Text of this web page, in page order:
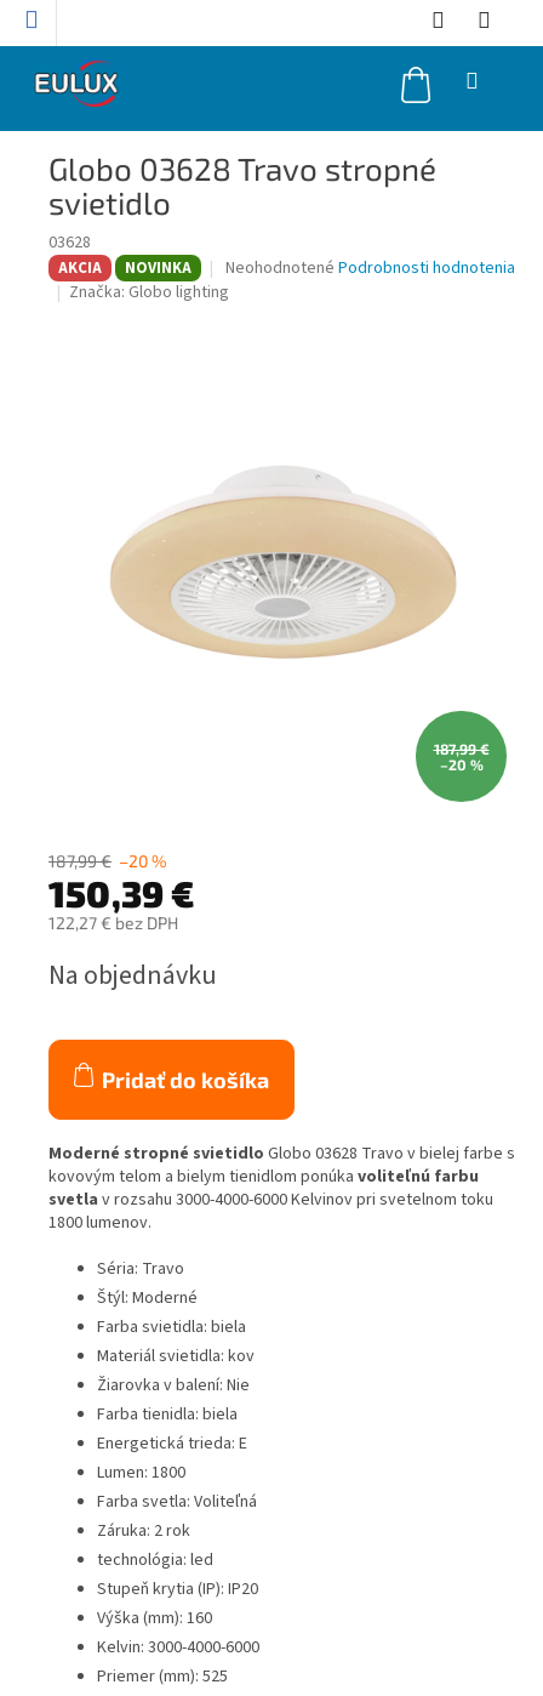
Prejsť
NÁKUPNÝ
KOŠÍK
Globo 03628 Travo stropné
svietidlo
03628
AKCIA NOVINKA
Priemerné
hodnotenie
Neohodnotené Podrobnosti hodnotenia
Značka: Globo lighting
187,99 €
–20 %
187,99 € –20 %
150,39 €
122,27 € bez DPH
cena:
Na objednávku
Pridať do košíka
Moderné stropné svietidlo Globo 03628 Travo v bielej farbe s
kovovým telom a bielym tienidlom ponúka voliteľnú farbu
svetla v rozsahu 3000-4000-6000 Kelvinov pri svetelnom toku
1800 lumenov.
Séria: Travo
Štýl: Moderné
Farba svietidla: biela
Materiál svietidla: kov
Žiarovka v balení: Nie
Farba tienidla: biela
Energetická trieda: E
Lumen: 1800
Farba svetla: Voliteľná
Záruka: 2 rok
technológia: led
Stupeň krytia (IP): IP20
Výška (mm): 160
Kelvin: 3000-4000-6000
Priemer (mm): 525